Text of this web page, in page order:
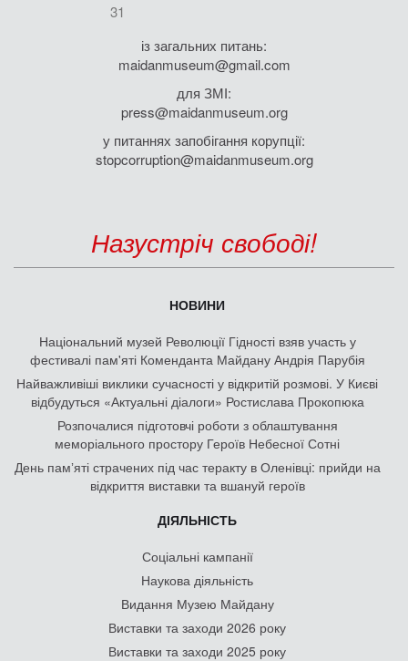
31
із загальних питань:
maidanmuseum@gmail.com
для ЗМІ:
press@maidanmuseum.org
у питаннях запобігання корупції:
stopcorruption@maidanmuseum.org
Назустріч свободі!
НОВИНИ
Національний музей Революції Гідності взяв участь у
фестивалі пам'яті Коменданта Майдану Андрія Парубія
Найважливіші виклики сучасності у відкритій розмові. У Києві
відбудуться «Актуальні діалоги» Ростислава Прокопюка
Розпочалися підготовчі роботи з облаштування
меморіального простору Героїв Небесної Сотні
День памʼяті страчених під час теракту в Оленівці: прийди на
відкриття виставки та вшануй героїв
ДІЯЛЬНІСТЬ
Соціальні кампанії
Наукова діяльність
Видання Музею Майдану
Виставки та заходи 2026 року
Виставки та заходи 2025 року